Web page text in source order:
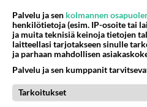
KÖYHIEN ASIALLA
Mitä on köyhyys
Olen tätä ajatellut ja
mitä on köyhyys?
Palvelu ja sen kolmannen
henkilötietoja (esim. IP-osoite tai
ja muita teknisiä keinoja tietojen
laitteellasi tarjotakseen sinulle
ja parhaan mahdollisen
Palvelu ja sen kumppanit
Tarkoitukset